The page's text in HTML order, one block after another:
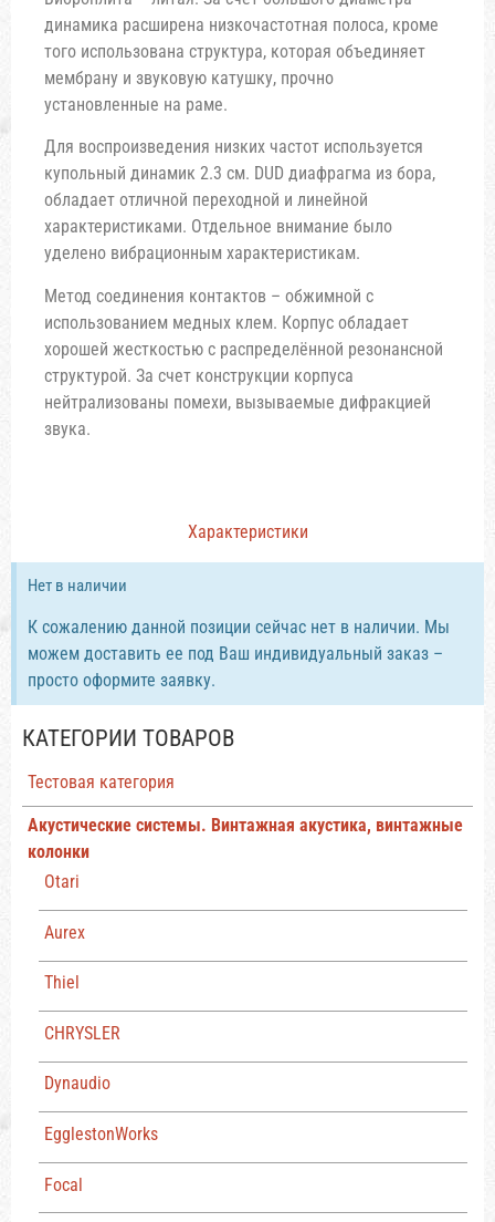
КАТЕГОРИИ ТОВАРОВ
Тестовая категория
Акустические системы. Винтажная акустика, винтажные
колонки
Otari
Aurex
Thiel
CHRYSLER
Dynaudio
EgglestonWorks
Focal
Характеристики
динамика расширена низкочастотная полоса, кроме
того использована структура, которая объединяет
мембрану и звуковую катушку, прочно
установленные на раме.
Для воспроизведения низких частот используется
купольный динамик 2.3 см. DUD диафрагма из бора,
обладает отличной переходной и линейной
характеристиками. Отдельное внимание было
уделено вибрационным характеристикам.
Метод соединения контактов – обжимной с
использованием медных клем. Корпус обладает
хорошей жесткостью с распределённой резонансной
структурой. За счет конструкции корпуса
нейтрализованы помехи, вызываемые дифракцией
звука.
Нет в наличии
К сожалению данной позиции сейчас нет в наличии. Мы
можем доставить ее под Ваш индивидуальный заказ –
просто оформите заявку.